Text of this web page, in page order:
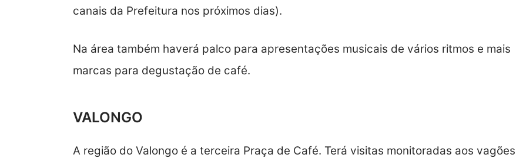
canais da Prefeitura nos próximos dias).
Na área também haverá palco para apresentações musicais de vários ritmos e mais
marcas para degustação de café.
VALONGO
A região do Valongo é a terceira Praça de Café. Terá visitas monitoradas aos vagões